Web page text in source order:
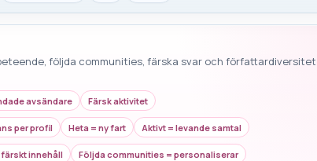
följda communities, färska svar och
avsändare Färsk aktivitet
per profil Heta = ny fart Aktivt = levande samtal
innehåll
Följda communities = personaliserar